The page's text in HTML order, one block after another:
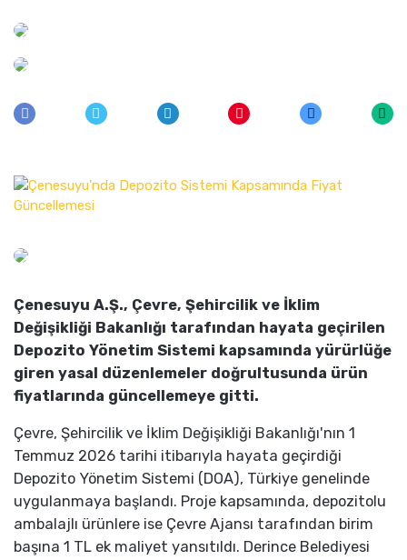
Çenesuyu A.Ş., Çevre, Şehircilik ve İklim
Değişikliği Bakanlığı tarafından hayata geçirilen
Depozito Yönetim Sistemi kapsamında yürürlüğe
giren yasal düzenlemeler doğrultusunda ürün
fiyatlarında güncellemeye gitti.
Çevre, Şehircilik ve İklim Değişikliği Bakanlığı'nın 1
Temmuz 2026 tarihi itibarıyla hayata geçirdiği
Depozito Yönetim Sistemi (DOA), Türkiye genelinde
uygulanmaya başlandı. Proje kapsamında, depozitolu
ambalajlı ürünlere ise Çevre Ajansı tarafından birim
başına 1 TL ek maliyet yansıtıldı. Derince Belediyesi